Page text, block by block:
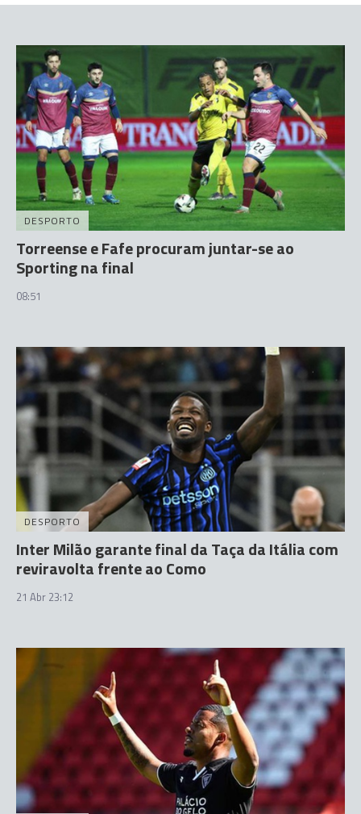
DESPORTO
Torreense e Fafe procuram juntar-se ao
Sporting na final
08:51
DESPORTO
Inter Milão garante final da Taça da Itália com
reviravolta frente ao Como
21 Abr 23:12